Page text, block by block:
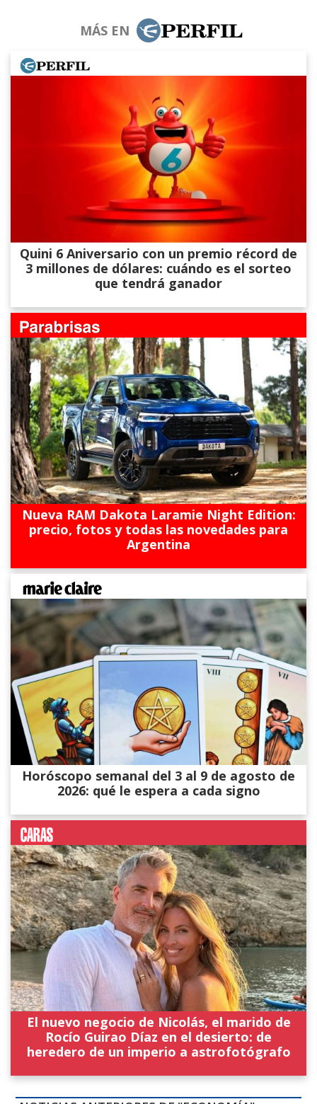
MÁS EN
Quini 6 Aniversario con un premio récord de
3 millones de dólares: cuándo es el sorteo
que tendrá ganador
Nueva RAM Dakota Laramie Night Edition:
precio, fotos y todas las novedades para
Argentina
Horóscopo semanal del 3 al 9 de agosto de
2026: qué le espera a cada signo
El nuevo negocio de Nicolás, el marido de
Rocío Guirao Díaz en el desierto: de
heredero de un imperio a astrofotógrafo